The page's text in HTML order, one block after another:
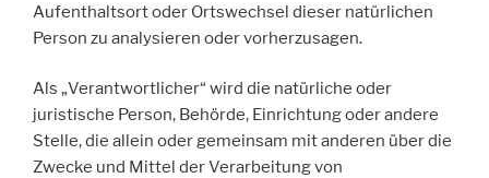
Aufenthaltsort oder Ortswechsel dieser natürlichen
Person zu analysieren oder vorherzusagen.
Als „Verantwortlicher“ wird die natürliche oder
juristische Person, Behörde, Einrichtung oder andere
Stelle, die allein oder gemeinsam mit anderen über die
Zwecke und Mittel der Verarbeitung von